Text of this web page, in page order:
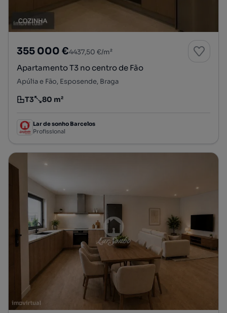
355 000 €4437,50 €/m²
Apartamento T3 no centro de Fão
Apúlia e Fão, Esposende, Braga
Tipologia
T3
Preço por metro quadrado
80 m²
Lar de sonho Barcelos
Profissional